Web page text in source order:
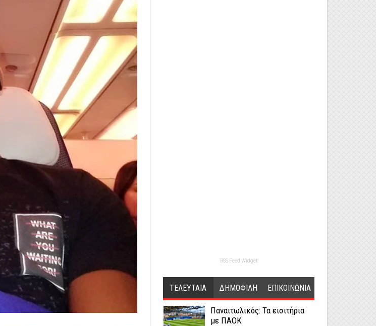
RSS Feed Widget
ΤΕΛΕΥΤΑΙΑ ΔΗΜΟΦΙΛΗ ΕΠΙΚΟΙΝΩΝΙΑ
Παναιτωλικός: Τα εισιτήρια
με ΠΑΟΚ